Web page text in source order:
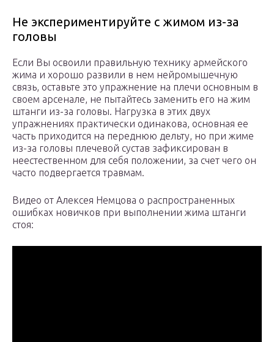
Не экспериментируйте с жимом из-за
головы
Если Вы освоили правильную технику армейского
жима и хорошо развили в нем нейромышечную
связь, оставьте это упражнение на плечи основным в
своем арсенале, не пытайтесь заменить его на жим
штанги из-за головы. Нагрузка в этих двух
упражнениях практически одинакова, основная ее
часть приходится на переднюю дельту, но при жиме
из-за головы плечевой сустав зафиксирован в
неестественном для себя положении, за счет чего он
часто подвергается травмам.
Видео от Алексея Немцова о распространенных
ошибках новичков при выполнении жима штанги
стоя: